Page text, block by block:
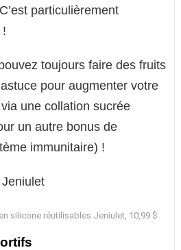
particulièrement
toujours faire des fruits
pour augmenter votre
une collation sucrée
un autre bonus de
immunitaire) !
silicone réutilisables Jeniulet, 10,99 $